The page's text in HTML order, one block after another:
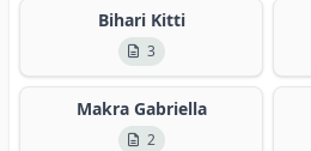
Bihari Kitti
3
Makra Gabriella
2